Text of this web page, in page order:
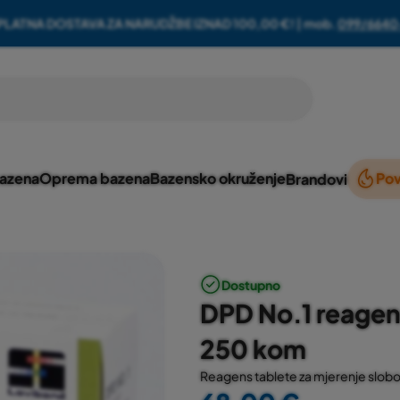
DOSTAVA ZA NARUDŽBE IZNAD 100,00 €! | mob. 099/
Oprema bazenaBazensko okruženjeBrandovi
Dostupno
DPD No.1
250 kom
Reagens tablete za mjerenje